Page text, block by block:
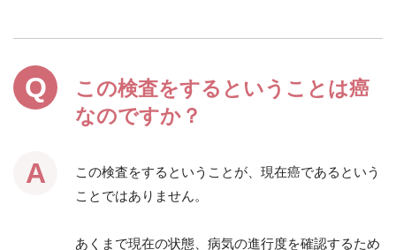
この検査をするということは癌
なのですか？
この検査をするということが、現在癌であるという
ことではありません。
あくまで現在の状態、病気の進行度を確認するため